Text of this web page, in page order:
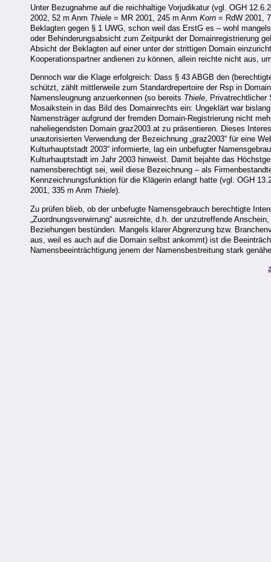
Unter Bezugnahme auf die reichhaltige Vorjudikatur (vgl. OGH
2002, 52 m Anm Thiele = MR 2001, 245 m Anm Korn = RdW 2001,
Beklagten gegen § 1 UWG, schon weil das ErstG es – wohl
oder Behinderungsabsicht zum Zeitpunkt der Domainregistrierung
Absicht der Beklagten auf einer unter der strittigen Domain
Kooperationspartner andienen zu können, allein reichte nicht aus,
Dennoch war die Klage erfolgreich: Dass § 43 ABGB den
schützt, zählt mittlerweile zum Standardrepertoire der Rsp in
Namensleugnung anzuerkennen (so bereits Thiele, Privatrechtlicher
Mosaikstein in das Bild des Domainrechts ein: Ungeklärt war
Namensträger aufgrund der fremden Domain-Registrierung nicht
naheliegendsten Domain graz2003.at zu präsentieren. Dieses
unautorisierten Verwendung der Bezeichnung „graz2003“ für eine
Kulturhauptstadt 2003“ informierte, lag ein unbefugter
Kulturhauptstadt im Jahr 2003 hinweist. Damit bejahte das
namensberechtigt sei, weil diese Bezeichnung – als
Kennzeichnungsfunktion für die Klägerin erlangt hatte (vgl. OGH
2001, 335 m Anm Thiele).
Zu prüfen blieb, ob der unbefugte Namensgebrauch berechtigte
„Zuordnungsverwirrung“ ausreichte, d.h. der unzutreffende
Beziehungen bestünden. Mangels klarer Abgrenzung bzw.
aus, weil es auch auf die Domain selbst ankommt) ist die
Namensbeeinträchtigung jenem der Namensbestreitung stark